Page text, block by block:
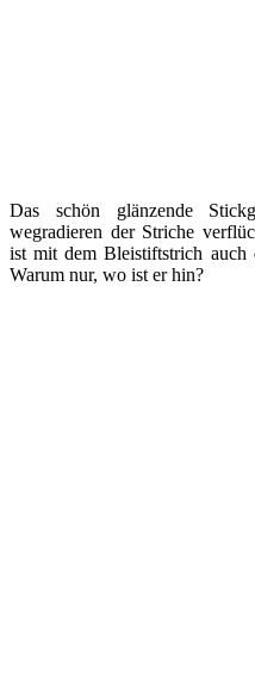
Das schön glänzende
wegradieren der Striche
ist mit dem Bleistiftstrich auch
Warum nur, wo ist er hin?